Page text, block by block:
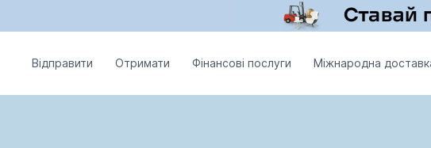
Відправити Отримати Фінансові послуги Міжнародна